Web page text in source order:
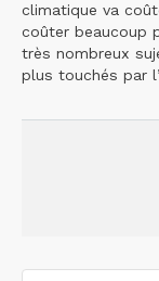
climatique va
coûter beaucoup
très nombreux
plus touchés par